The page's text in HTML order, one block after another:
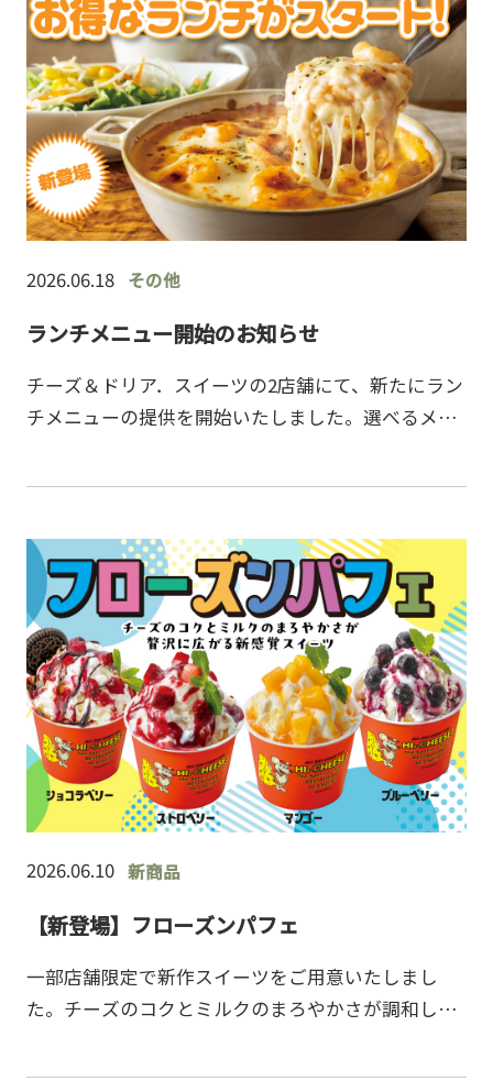
2026.06.18 その他
ランチメニュー開始のお知らせ
チーズ＆ドリア．スイーツの2店舗にて、新たにラン
チメニューの提供を開始いたしました。選べるメイ
ランチセットをご用意しております。メインは全12
2026.06.10 新商品
【新登場】フローズンパフェ
一部店舗限定で新作スイーツをご用意いたしまし
た。チーズのコクとミルクのまろやかさが調和し
間に感じるなめらかさと、心地よい口どけが特長